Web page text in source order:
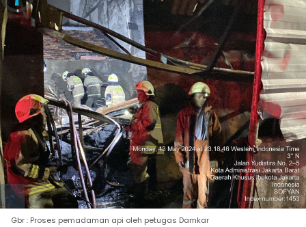
Gbr : Proses pemadaman api oleh petugas Damkar